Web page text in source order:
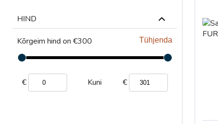
HIND
Kõrgeim hind on €300 Tühjenda
€ Kuni €